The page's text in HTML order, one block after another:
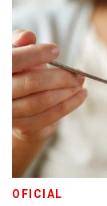
OFICIAL